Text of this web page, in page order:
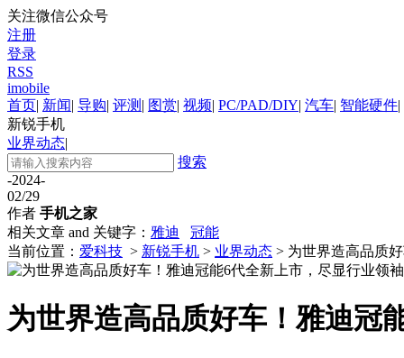
关注微信公众号
注册
登录
RSS
imobile
首页| 新闻| 导购| 评测 | 图赏| 视频| PC/PAD/DIY| 汽车| 智能硬件|
新锐手机
业界动态|
搜索
-2024-
02/29
作者 手机之家
相关文章 and 关键字： 雅迪
冠能
当前位置： 爱科技 > 新锐手机 > 业界动态 > 为世界造高品质
为世界造高品质好车！雅迪冠